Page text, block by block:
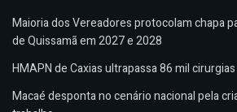
Maioria dos Vereadores protocolam chapa
de Quissamã em 2027 e 2028
HMAPN de Caxias ultrapassa 86 mil
Macaé desponta no cenário nacional pela